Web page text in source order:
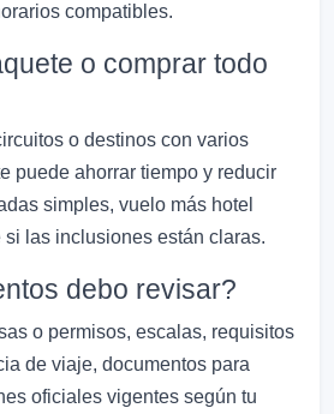
compatibles.
o comprar todo
o destinos con varios
puede ahorrar tiempo y reducir
simples, vuelo más hotel
las inclusiones están claras.
debo revisar?
o permisos, escalas, requisitos
de viaje, documentos para
oficiales vigentes según tu